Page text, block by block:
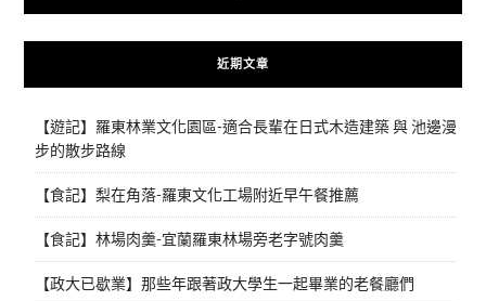
近期文章
【遊記】羅東林業文化園區-適合長輩在日式木造建築 與 池邊漫
步的散步路線
【食記】梨在角落-羅東文化工場附近早午餐推薦
【食記】林場肉羹-宜蘭羅東林場旁老字號肉羹
【政大已歇業】那些年跟著政大學生一起畢業的老餐廳們